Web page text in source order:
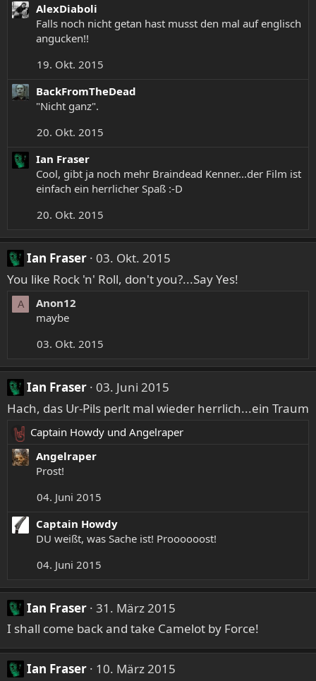
k
e
n
AlexDiaboli
Falls noch nicht getan hast musst den mal auf englisch
angucken!!
19. Okt. 2015
BackFromTheDead
"Nicht ganz".
20. Okt. 2015
Ian Fraser
Cool, gibt ja noch mehr Braindead Kenner...der Film ist
einfach ein herrlicher Spaß :-D
20. Okt. 2015
Ian Fraser 03. Okt. 2015
You like Rock 'n' Roll, don't you?...Say Yes!
A
Anon12
maybe
03. Okt. 2015
Ian Fraser 03. Juni 2015
Hach, das Ur-Pils perlt mal wieder herrlich...ein Traum
R
e
a
o
:
Captain Howdy und Angelraper
Angelraper
Prost!
04. Juni 2015
Captain Howdy
DU weißt, was Sache ist! Proooooost!
04. Juni 2015
Ian Fraser 31. März 2015
I shall come back and take Camelot by Force!
Ian Fraser
10. März 2015